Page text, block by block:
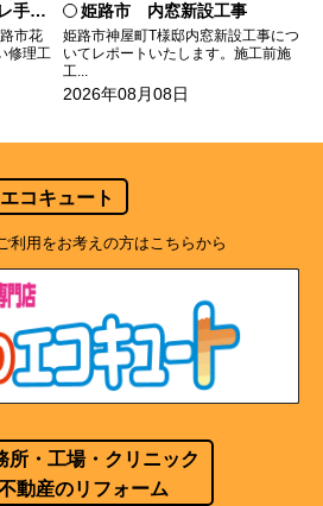
修理
市花
修理工
姫路市 内窓新設工事
姫路市神屋町T様邸内窓新設工事につ
いてレポートいたします。施工前施
工...
2026年08月08日
エコキュート
利用をお考えの方はこちらから
所・工場・クリニック
動産のリフォーム